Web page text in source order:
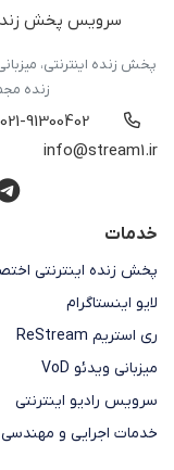
سرویس پخش زنده
پخش زنده اینترنتی،
زنده
021-91300402
info@stream1.ir
خدمات
پخش زنده اینترنتی
لایو اینستاگرام
ری استریم ReStream
میزبانی ویدئو VoD
سرویس رادیو اینترنتی
خدمات اجرایی و مهندسی